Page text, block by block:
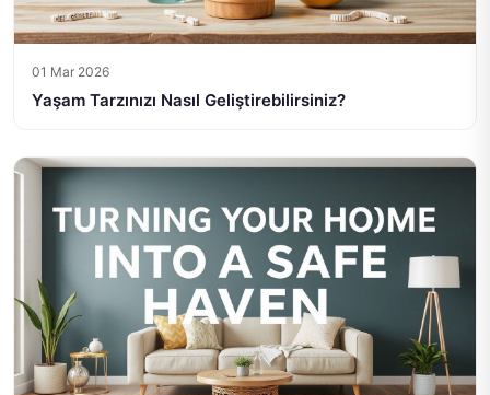
01 Mar 2026
Yaşam Tarzınızı Nasıl Geliştirebilirsiniz?